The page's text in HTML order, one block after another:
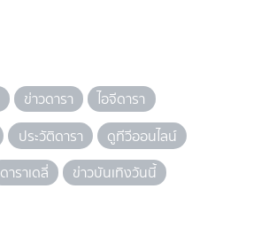
ข่าวดารา
ไอจีดารา
ประวัติดารา
ดูทีวีออนไลน์
ดาราเดลี่ ข่าวบันเทิงวันนี้